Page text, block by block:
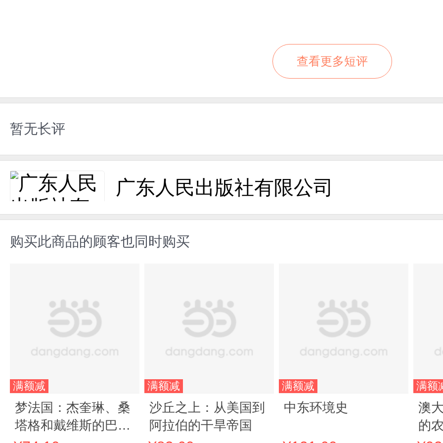
查看更多短评
暂无长评
广东人民出版社有限公司
购买此商品的顾客也同时购买
满额减
梦法国：杰奎琳、桑
塔格和戴维斯的巴黎
满额减
沙丘之上：从美国到
阿拉伯的干旱帝国
满额减
中东环境史
满额
澳
的